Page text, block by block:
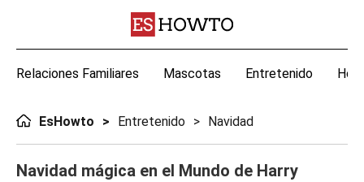
Relaciones Familiares Mascotas Entretenido
EsHowto Entretenido Navidad
Navidad mágica en el Mundo de Harry